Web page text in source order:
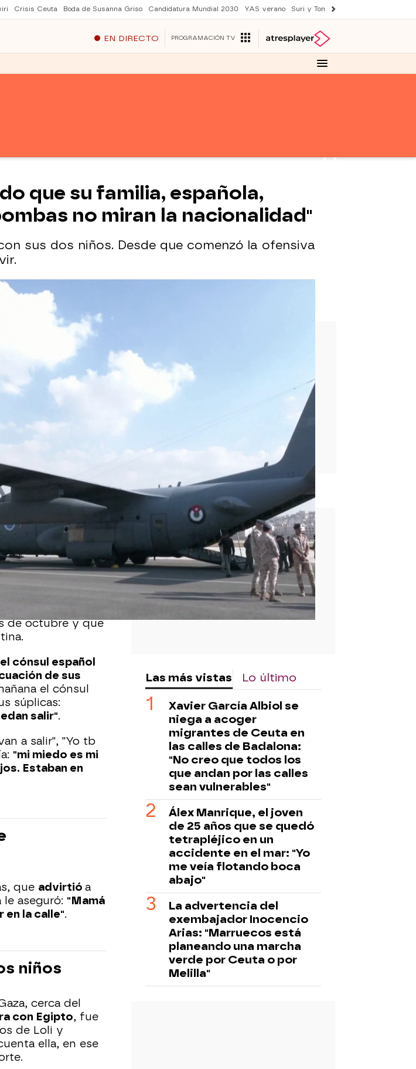
Crisis Ceuta Boda de Susanna Griso Candidatura Mundial 2030 YAS verano Suri y Tom Cruise
EN DIRECTO PROGRAMACIÓN TV
que su familia, española,
no miran la nacionalidad"
sus dos niños. Desde que comenzó la ofensiva
ofensiva terrestre a Gaza una semana después de
WhatsappFacebook Flipboard
por
las
Gaza
de
de octubre y que
cónsul español
de sus
el cónsul
súplicas:
salir".
a salir", "Yo tb
"mi miedo es mi
Estaban en
que advirtió a
aseguró: "Mamá
en la calle".
niños
cerca del
con Egipto, fue
de Loli y
ella, en ese
Las más vistas Lo último
Xavier García Albiol se
niega a acoger
migrantes de Ceuta en
las calles de Badalona:
"No creo que todos los
que andan por las calles
sean vulnerables"
Álex Manrique, el joven
de 25 años que se quedó
tetrapléjico en un
accidente en el mar: "Yo
me veía flotando boca
abajo"
La advertencia del
exembajador Inocencio
Arias: "Marruecos está
planeando una marcha
verde por Ceuta o por
Melilla"